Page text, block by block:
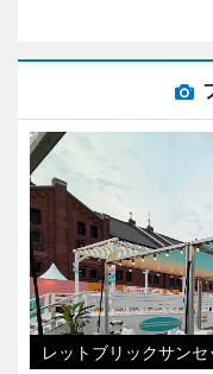
レットブリックサン